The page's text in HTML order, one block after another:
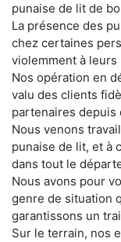
punaise de lit de
La présence des
chez certaines
violemment à leurs
Nos opération en
valu des clients
partenaires depuis
Nous venons
punaise de lit, et à
dans tout le
Nous avons pour
genre de situation
garantissons un
Sur le terrain, nos